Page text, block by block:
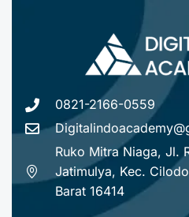
0821-2166-0559
Ruko Mitra Niaga, Jl.
Jatimulya, Kec.
Barat 16414